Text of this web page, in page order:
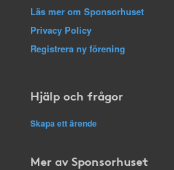
Läs mer om Sponsorhuset
Privacy Policy
Registrera ny förening
Hjälp och frågor
Skapa ett ärende
Mer av Sponsorhuset